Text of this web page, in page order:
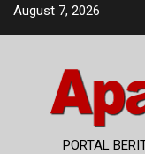
SkipAugust 7, 2026
PORTAL